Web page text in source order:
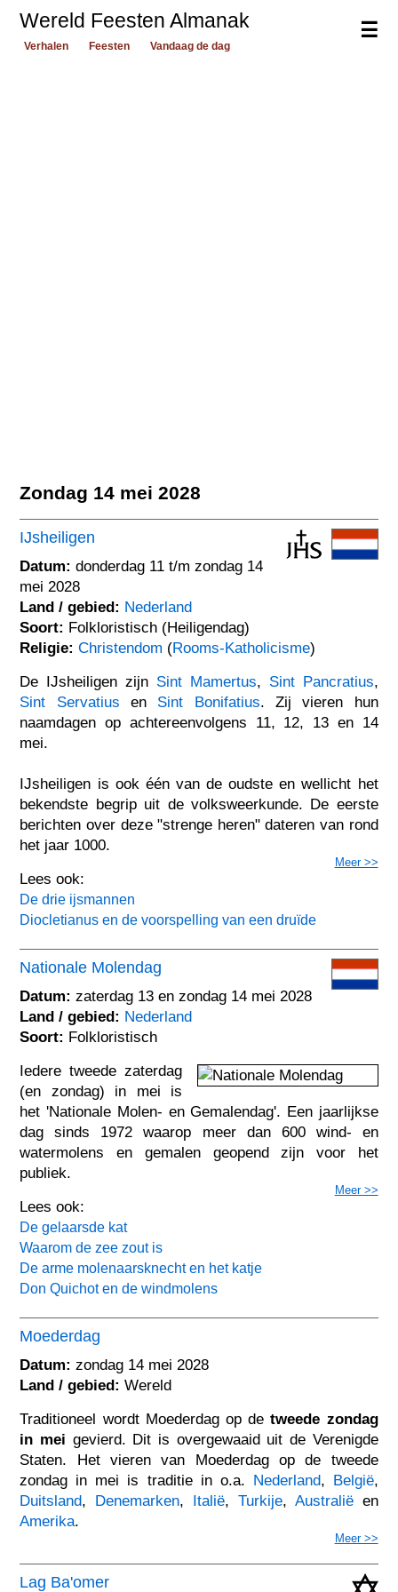
☰
Wereld Feesten Almanak
Verhalen Feesten Vandaag de dag
Zondag 14 mei 2028
IJsheiligen
Datum: donderdag 11 t/m zondag 14
mei 2028
Land / gebied: Nederland
Soort: Folkloristisch (Heiligendag)
Religie: Christendom (Rooms-Katholicisme)
De IJsheiligen zijn Sint Mamertus, Sint Pancratius,
Sint Servatius en Sint Bonifatius. Zij vieren hun
naamdagen op achtereenvolgens 11, 12, 13 en 14
mei.
IJsheiligen is ook één van de oudste en wellicht het
bekendste begrip uit de volksweerkunde. De eerste
berichten over deze "strenge heren" dateren van rond
het jaar 1000.
Meer >>
Lees ook:
De drie ijsmannen
Diocletianus en de voorspelling van een druïde
Nationale Molendag
Datum: zaterdag 13 en zondag 14 mei 2028
Land / gebied: Nederland
Soort: Folkloristisch
Iedere tweede zaterdag
(en zondag) in mei is
het 'Nationale Molen- en Gemalendag'. Een jaarlijkse
dag sinds 1972 waarop meer dan 600 wind- en
watermolens en gemalen geopend zijn voor het
publiek.
Meer >>
Lees ook:
De gelaarsde kat
Waarom de zee zout is
De arme molenaarsknecht en het katje
Don Quichot en de windmolens
Moederdag
Datum: zondag 14 mei 2028
Land / gebied: Wereld
Traditioneel wordt Moederdag op detweede zondag
in mei gevierd. Dit is overgewaaid uit de Verenigde
Staten. Het vieren van Moederdag op de tweede
zondag in mei is traditie in o.a. Nederland, België,
Duitsland, Denemarken, Italië, Turkije, Australiëen
Amerika.
Meer >>
Lag Ba'omer